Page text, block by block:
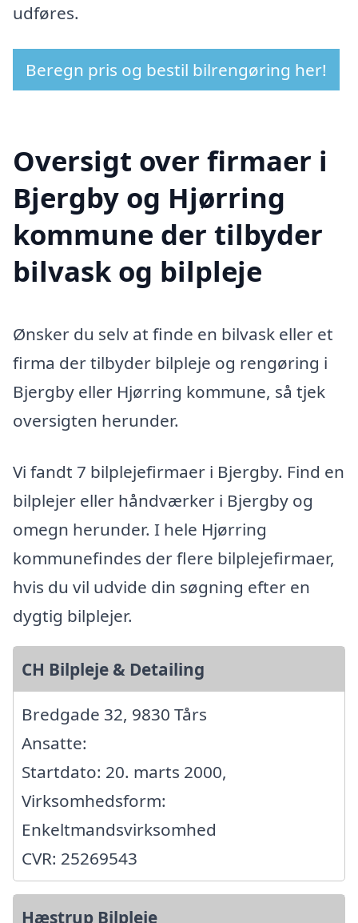
udføres.
Beregn pris og bestil bilrengøring her!
Oversigt over firmaer i
Bjergby og Hjørring
kommune der tilbyder
bilvask og bilpleje
Ønsker du selv at finde en bilvask eller et
firma der tilbyder bilpleje og rengøring i
Bjergby eller Hjørring kommune, så tjek
oversigten herunder.
Vi fandt 7 bilplejefirmaer i Bjergby. Find en
bilplejer eller håndværker i Bjergby og
omegn herunder. I hele Hjørring
kommunefindes der flere bilplejefirmaer,
hvis du vil udvide din søgning efter en
dygtig bilplejer.
CH Bilpleje & Detailing
Bredgade 32, 9830 Tårs
Ansatte:
Startdato: 20. marts 2000,
Virksomhedsform:
Enkeltmandsvirksomhed
CVR: 25269543
Hæstrup Bilpleje